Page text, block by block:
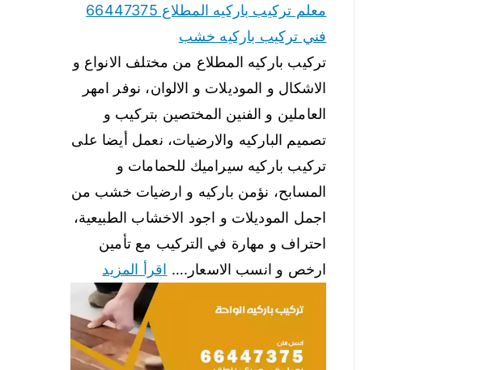
معلم تركيب باركيه المطلاع 66447375
فني تركيب باركيه خشب
تركيب باركيه المطلاع من مختلف الانواع و
الاشكال و الموديلات و الالوان، نوفر امهر
العاملين و الفنين المختصين بتركيب و
تصميم الباركيه والارضيات، نعمل أيضا على
تركيب باركيه سيراميك للحمامات و
المسابح، نؤمن باركيه و ارضيات خشب من
اجمل الموديلات و اجود الاخشاب الطبيعية،
احتراف و مهارة في التركيب مع تأمين
ارخص و انسب الاسعار.… اقرأ المزيد